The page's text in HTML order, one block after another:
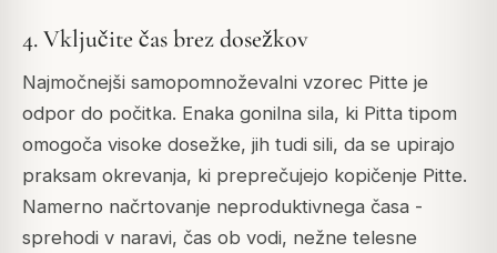
4. Vključite čas brez dosežkov
Najmočnejši samopomnoževalni vzorec Pitte je
odpor do počitka. Enaka gonilna sila, ki Pitta tipom
omogoča visoke dosežke, jih tudi sili, da se upirajo
praksam okrevanja, ki preprečujejo kopičenje Pitte.
Namerno načrtovanje neproduktivnega časa -
sprehodi v naravi, čas ob vodi, nežne telesne